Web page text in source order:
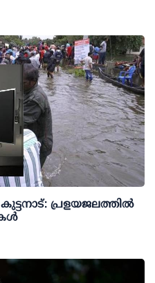
കുട്ടനാട്: പ്രളയജലത്തില്‍